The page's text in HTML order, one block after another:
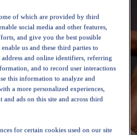
of which are provided by third
social media and other features,
and give you the best possible
us and these third parties to
and online identifiers, referring
and to record user interactions
this information to analyze and
a more personalized experiences,
ads on this site and across third
for certain cookies used on our site